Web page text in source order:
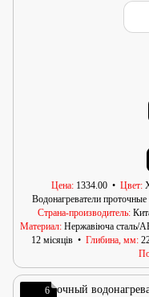
Цена 1334.00 Цвет
Водонагреватели проточные
Страна-производитель
Материал Нержавіюча сталь/
12 місяців
Глибина, мм
6